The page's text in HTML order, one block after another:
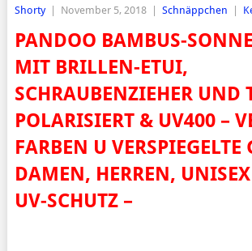
Shorty November 5, 2018 Schnäppchen
PANDOO BAMBUS-
MIT BRILLEN-ETUI,
SCHRAUBENZIEHER UND
POLARISIERT & UV400 –
FARBEN U VERSPIEGELTE
DAMEN, HERREN,
UV-SCHUTZ –